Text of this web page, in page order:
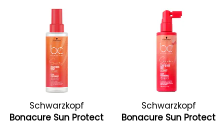
Schwarzkopf
Professional
Bonacure Sun Protect
Schwarzkopf
Professional
Bonacure Sun Protect